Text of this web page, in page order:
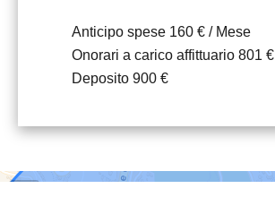
Anticipo spese 160 € / Mese
Onorari a carico affittuario 801 €
Deposito 900 €